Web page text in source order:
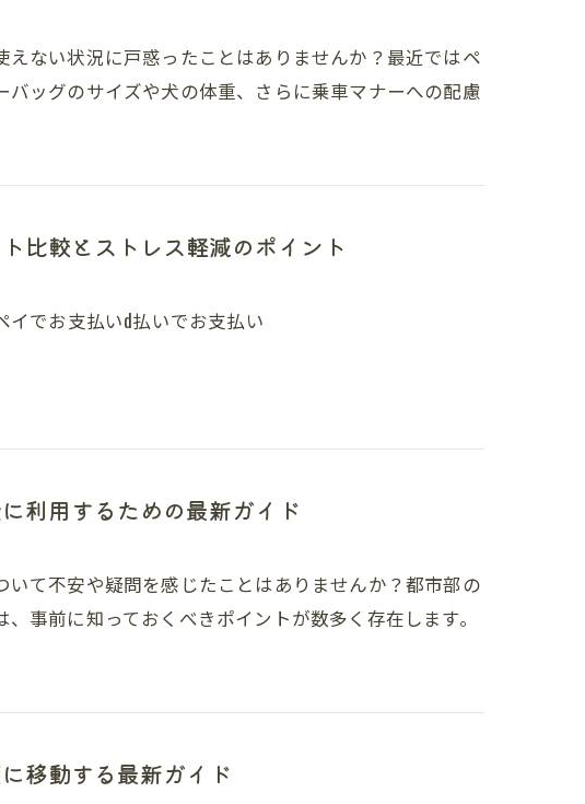
ない状況に戸惑ったことはありませんか？最近ではペ
ッグのサイズや犬の体重、さらに乗車マナーへの配慮
比較とストレス軽減のポイント
イでお支払いd払いでお支払い
利用するための最新ガイド
て不安や疑問を感じたことはありませんか？都市部の
事前に知っておくべきポイントが数多く存在します。
移動する最新ガイド